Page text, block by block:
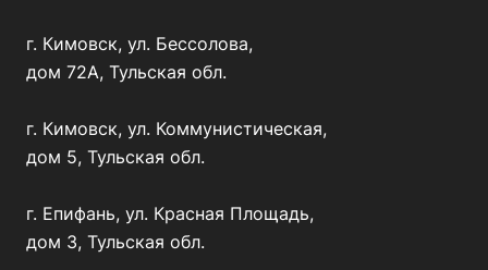
г. Кимовск, ул. Бессолова,
дом 72А, Тульская обл.
г. Кимовск, ул. Коммунистическая,
дом 5, Тульская обл.
г. Епифань, ул. Красная Площадь,
дом 3, Тульская обл.